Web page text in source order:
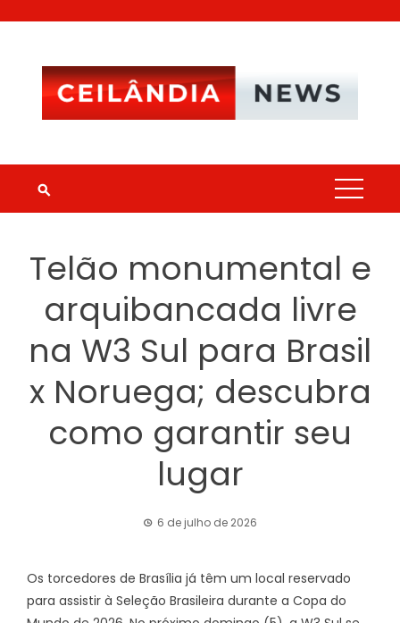
Telão monumental e
arquibancada livre
na W3 Sul para Brasil
x Noruega; descubra
como garantir seu
lugar
6 de julho de 2026
Os torcedores de Brasília já têm um local reservado
para assistir à Seleção Brasileira durante a Copa do